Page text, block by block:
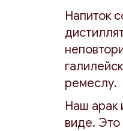
Напиток
ремеслу.
Наш арак
виде. Это